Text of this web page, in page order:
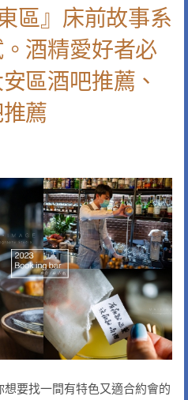
區』床前故事系
酒精愛好者必
區酒吧推薦、
薦
要找一間有特色又適合約會的